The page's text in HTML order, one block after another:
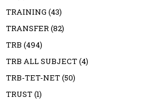
TRAINING (43)
TRANSFER (82)
TRB (494)
TRB ALL SUBJECT(4)
TRB-TET-NET(50)
TRUST(1)